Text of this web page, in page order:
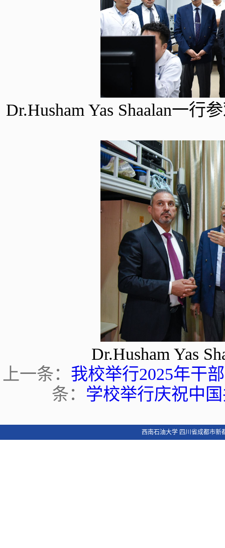
Dr.Husham Yas Shaalan一
Dr.Husham Yas
上一条： 我校举行2025年干
条： 学校举行庆祝中
西南石油大学 四川省成都市